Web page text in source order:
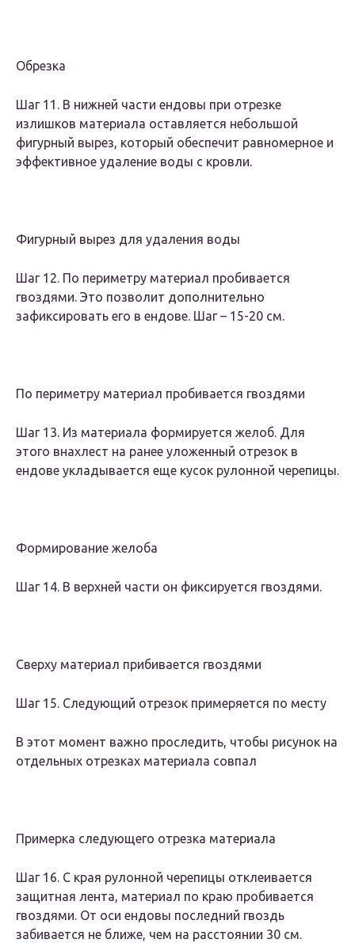
Обрезка
Шаг 11. В нижней части ендовы при отрезке
излишков материала оставляется небольшой
фигурный вырез, который обеспечит равномерное и
эффективное удаление воды с кровли.
Фигурный вырез для удаления воды
Шаг 12. По периметру материал пробивается
гвоздями. Это позволит дополнительно
зафиксировать его в ендове. Шаг – 15-20 см.
По периметру материал пробивается гвоздями
Шаг 13. Из материала формируется желоб. Для
этого внахлест на ранее уложенный отрезок в
ендове укладывается еще кусок рулонной черепицы.
Формирование желоба
Шаг 14. В верхней части он фиксируется гвоздями.
Сверху материал прибивается гвоздями
Шаг 15. Следующий отрезок примеряется по месту
В этот момент важно проследить, чтобы рисунок на
отдельных отрезках материала совпал
Примерка следующего отрезка материала
Шаг 16. С края рулонной черепицы отклеивается
защитная лента, материал по краю пробивается
гвоздями. От оси ендовы последний гвоздь
забивается не ближе, чем на расстоянии 30 см.